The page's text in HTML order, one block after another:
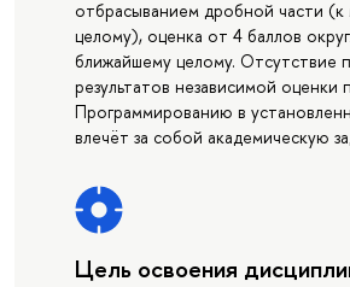
отбрасыванием дробной части
целому), оценка от 4 баллов
ближайшему целому. Отсутствие
результатов независимой оценки
Программированию в
влечёт за собой академическую
Цель освоения